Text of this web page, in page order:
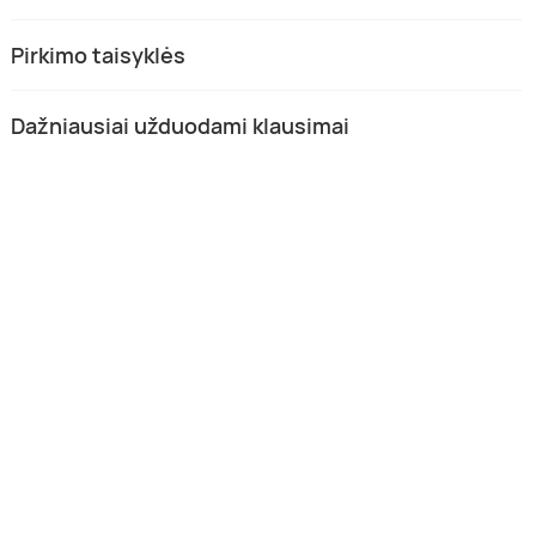
Pirkimo taisyklės
Dažniausiai užduodami klausimai